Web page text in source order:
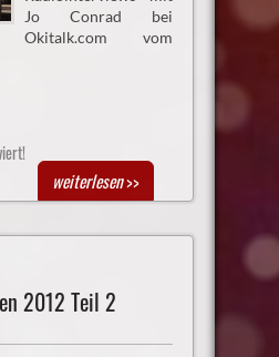
Jo Conrad bei
Okitalk.com vom
weiterlesen>>
2012 Teil 2